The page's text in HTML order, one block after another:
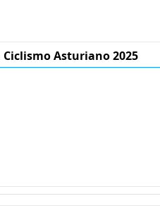
Ciclismo Asturiano 2025